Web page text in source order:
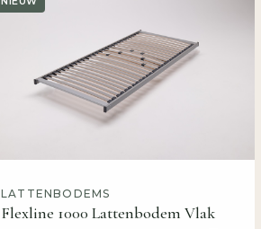
LATTENBODEMS
Flexline 1000 Lattenbodem Vlak